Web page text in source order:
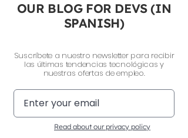
OUR BLOG FOR DEVS (IN
SPANISH)
Suscríbete a nuestro newsletter para recibir
las últimas tendencias tecnológicas y
nuestras ofertas de empleo.
Read about our privacy policy